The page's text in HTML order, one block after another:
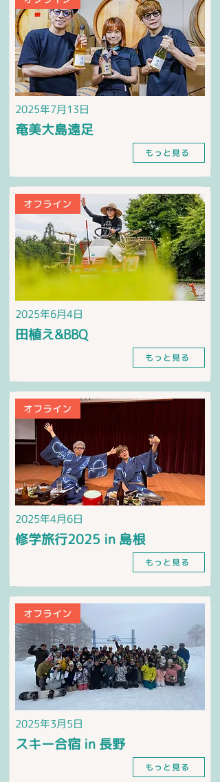
2025年7月13日
奄美大島遠足
もっと見る
オフライン
2025年6月4日
田植え&BBQ
もっと見る
オフライン
2025年4月6日
修学旅行2025 in 島根
もっと見る
オフライン
2025年3月5日
スキー合宿 in 長野
もっと見る